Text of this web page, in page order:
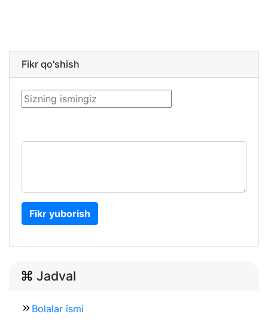
Fikr qo'shish
Fikr yuborish
Jadval
Bolalar ismi